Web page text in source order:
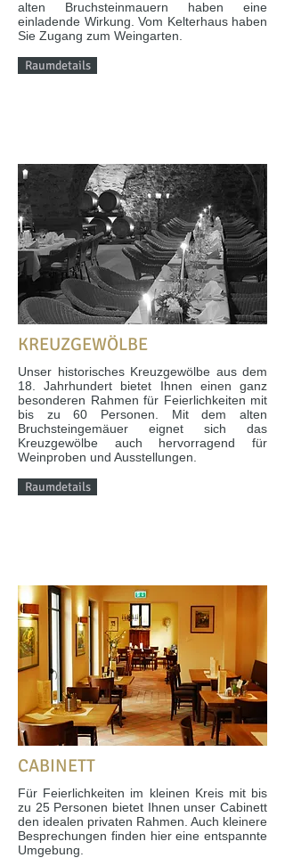
alten Bruchsteinmauern haben eine
einladende Wirkung. Vom Kelterhaus haben
Sie Zugang zum Weingarten.
Raumdetails
KREUZGEWÖLBE
Unser historisches Kreuzgewölbe aus dem
18. Jahrhundert bietet Ihnen einen ganz
besonderen Rahmen für Feierlichkeiten mit
bis zu 60 Personen. Mit dem alten
Bruchsteingemäuer eignet sich das
Kreuzgewölbe auch hervorragend für
Weinproben und Ausstellungen.
Raumdetails
CABINETT
Für Feierlichkeiten im kleinen Kreis mit bis
zu 25 Personen bietet Ihnen unser Cabinett
den idealen privaten Rahmen. Auch kleinere
Besprechungen finden hier eine entspannte
Umgebung.